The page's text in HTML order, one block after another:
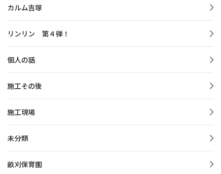
カルム吉塚
リンリン 第４弾！
個人の話
施工その後
施工現場
未分類
畝刈保育園